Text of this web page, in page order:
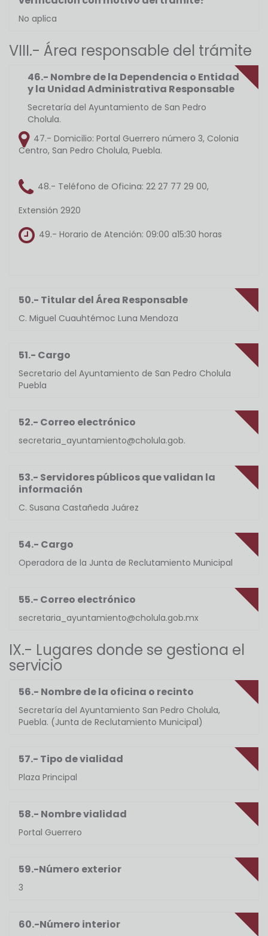
No aplica
VIII.- Área responsable del trámite
46.- Nombre de la Dependencia o Entidad
y la Unidad Administrativa Responsable
Secretaría del Ayuntamiento de San Pedro
Cholula.
47.- Domicilio: Portal Guerrero número 3, Colonia
Centro, San Pedro Cholula, Puebla.
48.- Teléfono de Oficina: 22 27 77 29 00,
Extensión 2920
49.- Horario de Atención: 09:00 a15:30 horas
50.- Titular del Área Responsable
C. Miguel Cuauhtémoc Luna Mendoza
51.- Cargo
Secretario del Ayuntamiento de San Pedro Cholula
Puebla
52.- Correo electrónico
secretaria_ayuntamiento@cholula.gob.
53.- Servidores públicos que validan la
información
C. Susana Castañeda Juárez
54.- Cargo
Operadora de la Junta de Reclutamiento Municipal
55.- Correo electrónico
secretaria_ayuntamiento@cholula.gob.mx
IX.- Lugares donde se gestiona el
servicio
56.- Nombre de la oficina o recinto
Secretaría del Ayuntamiento San Pedro Cholula,
Puebla. (Junta de Reclutamiento Municipal)
57.- Tipo de vialidad
Plaza Principal
58.- Nombre vialidad
Portal Guerrero
59.-Número exterior
3
60.-Número interior